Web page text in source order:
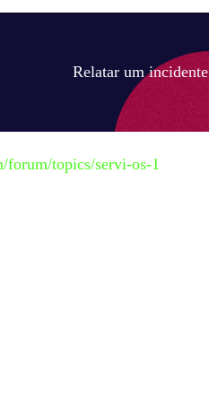
Relatar um incidente
forum/topics/servi-os-1